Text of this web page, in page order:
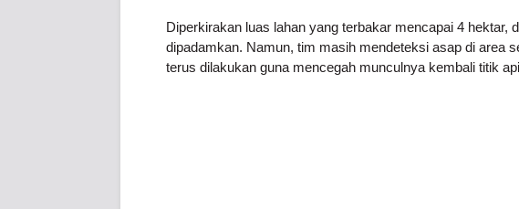
Diperkirakan luas lahan yang terbakar mencapai 4 hektar,
dipadamkan. Namun, tim masih mendeteksi asap di area
terus dilakukan guna mencegah munculnya kembali titik